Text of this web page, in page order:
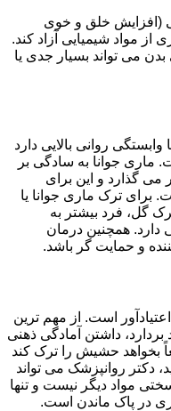
(افزایش خلق و خوی
مواد شیمیایی آزاد کند.
می تواند بسیار جدی یا
روانی بالایی دارد
جوانا به سادگی بر
گذارد و این برای
برای ترک ماری جوانا یا
گل، فرد بیشتر به
دارد. همچنین درمان
و حمایت گر باشد.
است. از مهم ترین
داشتن آمادگی ذهنی
بخواهد حشیش را ترک کند
دکتر روانپزشک می تواند
مواد دیگر نیست و تنها
در پاک ماندن است.